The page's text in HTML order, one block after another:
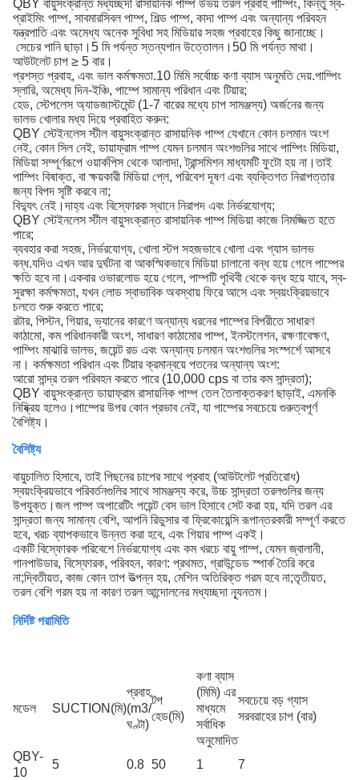
QBY বায়ুসংক্রান্ত মধ্যচ্ছদা রাসায়নিক পাম্প উভয় তরল প্রবাহ পাম্পিং, কিন্তু স্ব-
প্রাইমিং পাম্প, সাবমারসিবল পাম্প, শিল্ড পাম্প, কাদা পাম্প এবং অন্যান্য পরিবহন
যন্ত্রপাতি এবং অমেধ্য অনেক সুবিধা সহ মিডিয়ার সহজ প্রবাহের কিছু জানাচ্ছে।
সেচের পানি ছাড়া।5 মি পর্যন্ত স্তন্যপান উত্তোলন।50 মি পর্যন্ত মাথা।
আউটলেট চাপ ≥ 5 বার।
প্রশস্ত প্রবাহ, এবং ভাল কর্মক্ষমতা.10 মিমি সর্বোচ্চ কণা ব্যাস অনুমতি দেয়.পাম্পিং
স্লারি, অমেধ্য দিন-ইঞ্চি, পাম্পে সামান্য পরিধান এবং টিয়ার;
হেড, স্টেপলেস অ্যাডজাস্টমেন্ট (1-7 বারের মধ্যে চাপ সামঞ্জস্য) অর্জনের জন্য
ভালভ খোলার মধ্য দিয়ে প্রবাহিত করুন:
QBY স্টেইনলেস স্টীল বায়ুসংক্রান্ত রাসায়নিক পাম্প যেখানে কোন চলমান অংশ
নেই, কোন সিল নেই, ডায়াফ্রাম পাম্প যেমন চলমান অংশগুলির সাথে পাম্পিং মিডিয়া,
মিডিয়া সম্পূর্ণরূপে ওয়ার্কপিস থেকে আলাদা, ট্রান্সমিশন মাধ্যমটি ফুটো হয় না।তাই
পাম্পিং বিষাক্ত, বা ক্ষয়কারী মিডিয়া প্লে, পরিবেশ দূষণ এবং ব্যক্তিগত নিরাপত্তার
জন্য বিপদ সৃষ্টি করবে না;
বিদ্যুৎ নেই।দাহ্য এবং বিস্ফোরক স্থানে নিরাপদ এবং নির্ভরযোগ্য;
QBY স্টেইনলেস স্টীল বায়ুসংক্রান্ত রাসায়নিক পাম্প মিডিয়া কাজে নিমজ্জিত হতে
পারে;
ব্যবহার করা সহজ, নির্ভরযোগ্য, খোলা স্টপ সহজভাবে খোলা এবং গ্যাস ভালভ
বন্ধ.যদিও এখন আর দুর্ঘটনা বা আকস্মিকভাবে মিডিয়া চালানো বন্ধ হয়ে গেলে পাম্পের
ক্ষতি হবে না।একবার ওভারলোড হয়ে গেলে, পাম্পটি পৃথিবী থেকে বন্ধ হয়ে যাবে, স্ব-
সুরক্ষা কর্মক্ষমতা, যখন লোড স্বাভাবিক অবস্থায় ফিরে আসে এবং স্বয়ংক্রিয়ভাবে
চলতে শুরু করতে পারে;
রটার, পিস্টন, গিয়ার, ভ্যানের কারণে অন্যান্য ধরনের পাম্পের বিপরীতে সাধারণ
কাঠামো, কম পরিধানকারী অংশ, সাধারণ কাঠামোর পাম্প, ইনস্টলেশন, রক্ষণাবেক্ষণ,
পাম্পিং মাঝারি ভালভ, জয়েন্ট রড এবং অন্যান্য চলমান অংশগুলির সংস্পর্শে আসবে
না। কর্মক্ষমতা পরিধান এবং টিয়ার ক্রমান্বয়ে পতনের অন্যান্য অংশ:
আরো সান্দ্র তরল পরিবহন করতে পারে (10,000 cps বা তার কম সান্দ্রতা);
QBY বায়ুসংক্রান্ত ডায়াফ্রাম রাসায়নিক পাম্প তেল তৈলাক্তকরণ ছাড়াই, এমনকি
নিষ্ক্রিয় হলেও।পাম্পের উপর কোন প্রভাব নেই, যা পাম্পের সবচেয়ে গুরুত্বপূর্ণ
বৈশিষ্ট্য।
বৈশিষ্ট্য
বায়ুচালিত হিসাবে, তাই পিছনের চাপের সাথে প্রবাহ (আউটলেট প্রতিরোধ)
স্বয়ংক্রিয়ভাবে পরিবর্তনগুলির সাথে সামঞ্জস্য করে, উচ্চ সান্দ্রতা তরলগুলির জন্য
উপযুক্ত। জল পাম্প অপারেটিং পয়েন্ট বেস ভাল হিসাবে সেট করা হয়, যদি তরল এর
সান্দ্রতা জন্য সামান্য বেশি, আপনি রিডুসার বা ফ্রিকোয়েন্সি রূপান্তরকারী সম্পূর্ণ করতে
হবে, খরচ ব্যাপকভাবে উন্নত করা হবে, এবং গিয়ার পাম্প একই।
একটি বিস্ফোরক পরিবেশে নির্ভরযোগ্য এবং কম খরচে বায়ু পাম্প, যেমন জ্বালানী,
গানপাউডার, বিস্ফোরক, পরিবহন, কারণ: প্রথমত, গ্রাউন্ডেড স্পার্ক তৈরি করে
না;দ্বিতীয়ত, কাজ কোন তাপ উত্পন্ন হয়, মেশিন অতিরিক্ত গরম হবে না;তৃতীয়ত,
তরল বেশি গরম হয় না কারণ তরল আন্দোলনের মধ্যচ্ছদা ন্যূনতম।
নির্দিষ্ট পরামিতি
মডেল SUCTION(মি)
প্রবাহ
(m3/
ঘণ্টা)
টপ
হেড(মি)
কণা ব্যাস
(মিমি) এর
মাধ্যমে
সর্বাধিক
অনুমোদিত
সবচেয়ে বড় গ্যাস
সরবরাহের চাপ (বার)
QBY-
10
5 0.8 50 1
7